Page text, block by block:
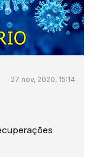
27 nov, 2020, 15:14